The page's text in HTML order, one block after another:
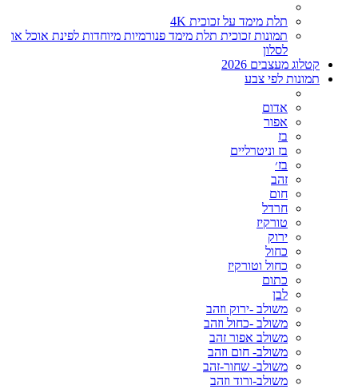
תלת מימד על זכוכית 4K
תמונות זכוכית תלת מימד פנורמיות מיוחדות לפינת אוכל או
לסלון
קטלוג מעצבים 2026
תמונות לפי צבע
אדום
אפור
בז
בז וניטרליים
בז׳
זהב
חום
חרדל
טורקיז
ירוק
כחול
כחול וטורקיז
כתום
לבן
משולב -ירוק וזהב
משולב -כחול וזהב
משולב אפור זהב
משולב- חום וזהב
משולב- שחור-זהב
משולב-ורוד וזהב